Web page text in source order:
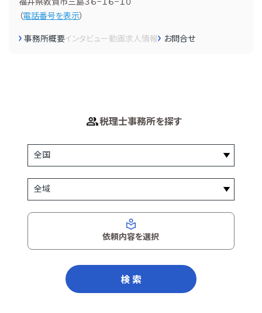
（電話番号を表示）
事務所概要インタビュー動画求人情報 お問合せ
税理士事務所を探す
依頼内容を選択
検 索